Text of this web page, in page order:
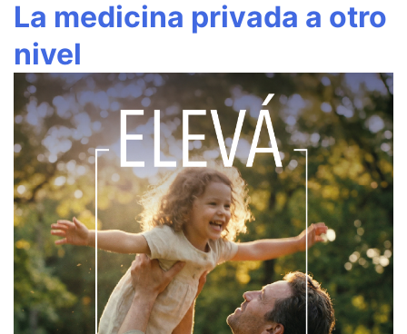
La medicina privada a otro
nivel